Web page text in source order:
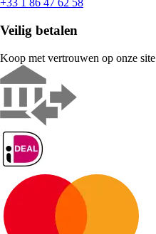
+33 1 86 47 62 58
Veilig betalen
Koop met vertrouwen op onze site